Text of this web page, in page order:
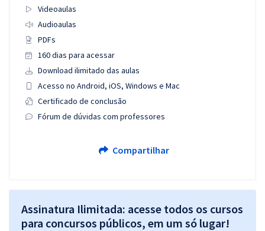
Videoaulas
Audioaulas
PDFs
160 dias para acessar
Download ilimitado das aulas
Acesso no Android, iOS, Windows e Mac
Certificado de conclusão
Fórum de dúvidas com professores
Compartilhar
Assinatura Ilimitada: acesse todos os cursos
para concursos públicos, em um só lugar!